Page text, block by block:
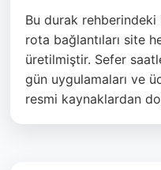
Bu durak
rota bağlantıları site
üretilmiştir. Sefer
gün uygulamaları ve
resmi kaynaklardan